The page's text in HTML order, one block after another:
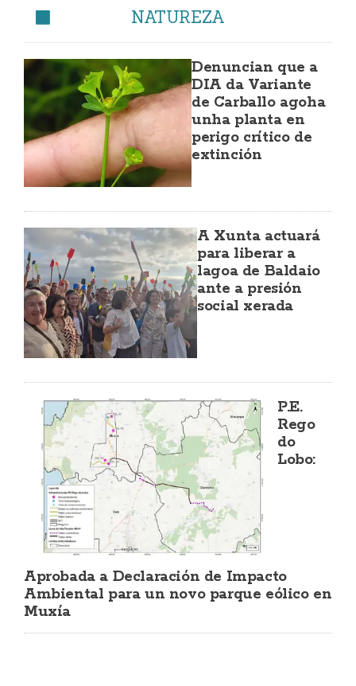
NATUREZA
Denuncian que a
DIA da Variante
de Carballo agoha
unha planta en
perigo crítico de
extinción
A Xunta actuará
para liberar a
lagoa de Baldaio
ante a presión
social xerada
P.E.
Rego
do
Lobo:
Aprobada a Declaración de Impacto
Ambiental para un novo parque eólico en
Muxía